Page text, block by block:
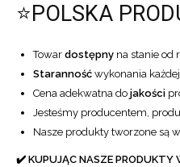
⭐POLSKA
Towar dostępny na stanie od
Staranność wykonania
Cena adekwatna do jakości
Jesteśmy producentem,
Nasze produkty tworzone są w
✔️ KUPUJĄC NASZE PRODUKTY